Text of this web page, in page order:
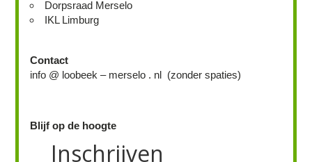
Dorpsraad Merselo
IKL Limburg
Contact
info @ loobeek – merselo . nl (zonder spaties)
Blijf op de hoogte
Inschrijven